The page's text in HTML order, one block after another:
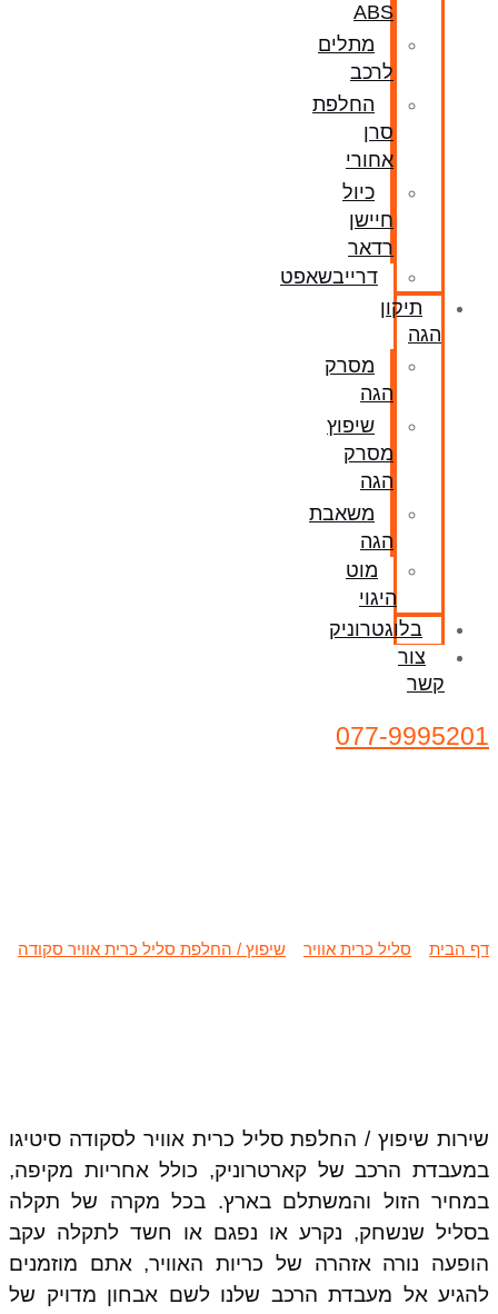
ABS
מתלים
לרכב
החלפת
סרן
אחורי
כיול
חיישן
רדאר
דרייבשאפט
תיקון
הגה
מסרק
הגה
שיפוץ
מסרק
הגה
משאבת
הגה
מוט
היגוי
בלוגטרוניק
צור
קשר
077-9995201
דף הבית סליל כרית אוויר
שיפוץ / החלפת סליל כרית אוויר סקודה
שירות שיפוץ / החלפת סליל כרית אוויר לסקודה סיטיגו
במעבדת הרכב של קארטרוניק, כולל אחריות מקיפה,
במחיר הזול והמשתלם בארץ. בכל מקרה של תקלה
בסליל שנשחק, נקרע או נפגם או חשד לתקלה עקב
הופעה נורה אזהרה של כריות האוויר, אתם מוזמנים
להגיע אל מעבדת הרכב שלנו לשם אבחון מדויק של